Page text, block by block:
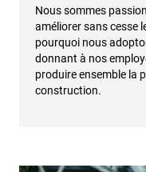
Nous sommes
améliorer sans cesse
pourquoi nous
donnant à nos
produire ensemble la
construction.